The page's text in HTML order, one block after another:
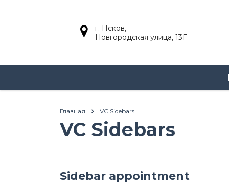
г. Псков,
Новгородская улица, 13Г
Главная VC Sidebars
VC Sidebars
Sidebar appointment